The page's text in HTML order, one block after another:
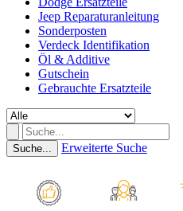
Jeep Reparaturanleitung
Sonderposten
Verdeck Identifikation
Öl & Additive
Gutschein
Gebrauchte Ersatzteile
Suche... Erweiterte Suche